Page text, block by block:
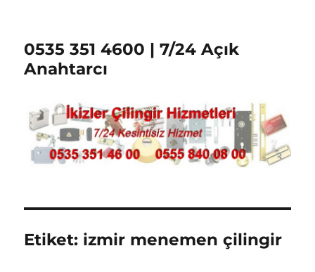
0535 351 4600 | 7/24 Açık
Anahtarcı
Etiket: izmir menemen çilingir